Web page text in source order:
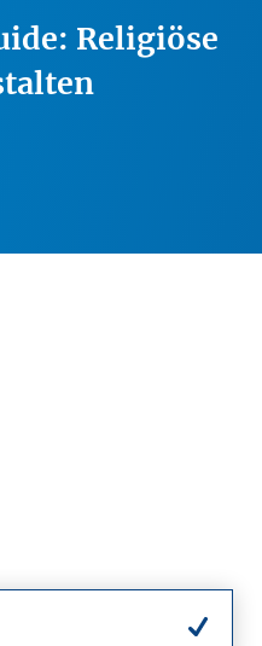
Religiöse